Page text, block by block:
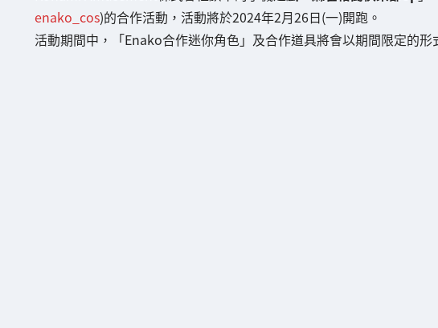
enako_cos)的合作活動，活動將於2024年2月26日(一)開跑。
活動期間中，「Enako合作迷你角色」及合作道具將會以期間限定的形